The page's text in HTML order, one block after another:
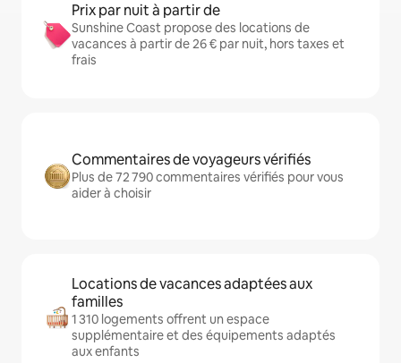
Prix par nuit à partir de
Sunshine Coast propose des locations de
vacances à partir de 26 € par nuit, hors taxes et
frais
Commentaires de voyageurs vérifiés
Plus de 72 790 commentaires vérifiés pour vous
aider à choisir
Locations de vacances adaptées aux
familles
1 310 logements offrent un espace
supplémentaire et des équipements adaptés
aux enfants